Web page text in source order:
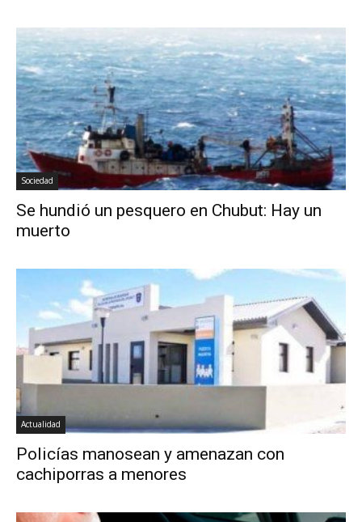
Sociedad
Se hundió un pesquero en Chubut: Hay un
muerto
Actualidad
Policías manosean y amenazan con
cachiporras a menores